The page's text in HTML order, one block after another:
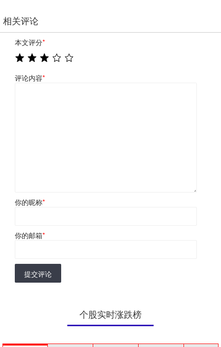
相关评论
本文评分*
评论内容*
你的昵称*
你的邮箱*
提交评论
个股实时涨跌榜